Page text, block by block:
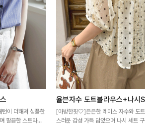
이 더해져 심플한
깔끔한 스트라이
율븐자수 도트블라우스+나시
[아방한핏🤍]은은한 레이스 자수와 도
스러운 감성 가득 담았으며 나시 세트